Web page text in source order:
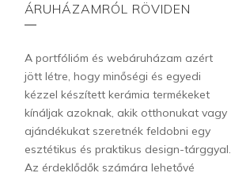
ÁRUHÁZAMRÓL RÖVIDEN
A portfólióm és webáruházam azért
jött létre, hogy minőségi és egyedi
kézzel készített kerámia termékeket
kínáljak azoknak, akik otthonukat vagy
ajándékukat szeretnék feldobni egy
esztétikus és praktikus design-tárggyal.
Az érdeklődők számára lehetővé